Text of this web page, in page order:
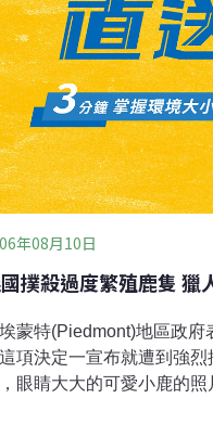
年08月10日
撲殺過度繁殖鹿隻 獵
蒙特(Piedmont)地區政府
項決定一宣布就遭到強
眼睛大大的可愛小鹿的